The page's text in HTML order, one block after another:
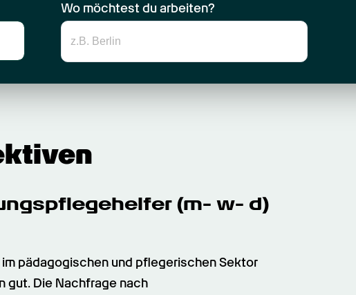
Wo möchtest du arbeiten?
(m- w- d)
pädagogischen und pflegerischen Sektor
gut. Die Nachfrage nach